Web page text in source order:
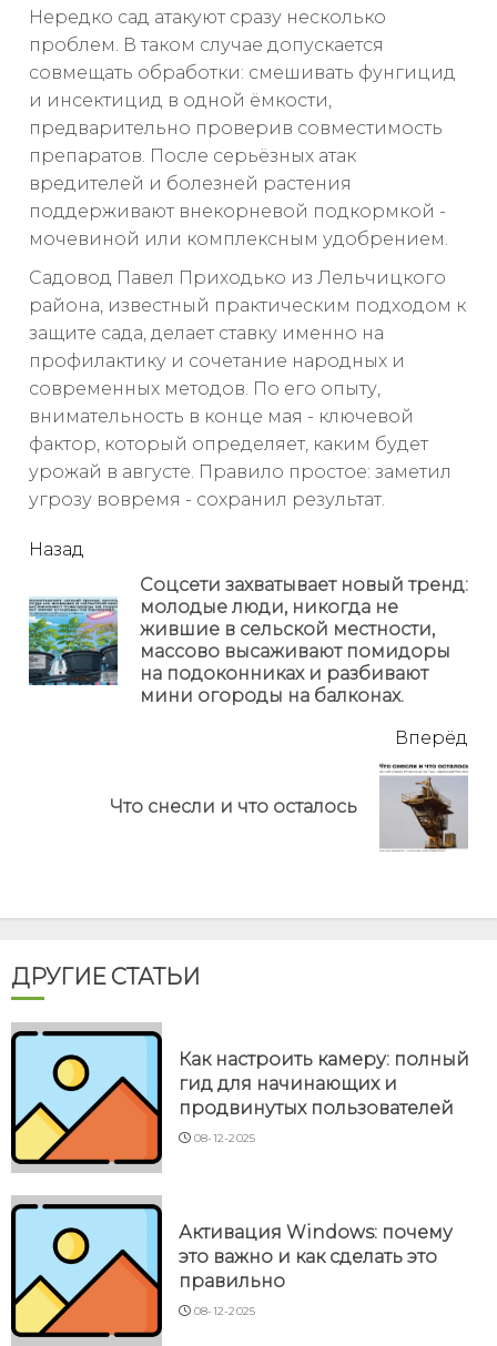
Нередко сад атакуют сразу несколько
проблем. В таком случае допускается
совмещать обработки: смешивать фунгицид
и инсектицид в одной ёмкости,
предварительно проверив совместимость
препаратов. После серьёзных атак
вредителей и болезней растения
поддерживают внекорневой подкормкой -
мочевиной или комплексным удобрением.
Садовод Павел Приходько из Лельчицкого
района, известный практическим подходом к
защите сада, делает ставку именно на
профилактику и сочетание народных и
современных методов. По его опыту,
внимательность в конце мая - ключевой
фактор, который определяет, каким будет
урожай в августе. Правило простое: заметил
угрозу вовремя - сохранил результат.
читать
Назад
Соцсети захватывает новый тренд:
молодые люди, никогда не
жившие в сельской местности,
массово высаживают помидоры
на подоконниках и разбивают
мини огороды на балконах.
Вперёд
Что снесли и что осталось
ДРУГИЕ СТАТЬИ
Как настроить камеру: полный
гид для начинающих и
продвинутых пользователей
08-12-2025
Активация Windows: почему
это важно и как сделать это
правильно
08-12-2025